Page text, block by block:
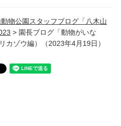
動物公園スタッフブログ「八木山
> 園長ブログ「動物がいな
ゾウ編）（2023年4月19日）